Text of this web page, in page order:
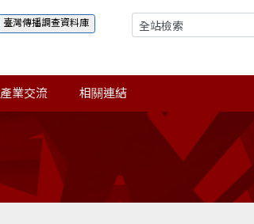
臺灣傳播調查資料庫
產業交流 相關連結